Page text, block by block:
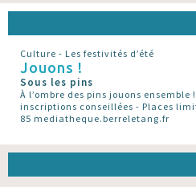
Culture - Les festivités d’été
Jouons !
Sous les pins
À l’ombre des pins jouons ensemble
inscriptions conseillées - Places
85 mediatheque.berreletang.fr